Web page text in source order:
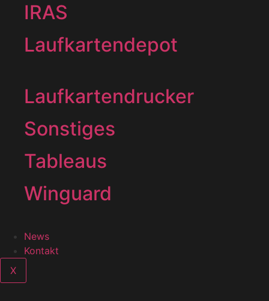
IRAS
Laufkartendepot
Laufkartendrucker
Sonstiges
Tableaus
Winguard
News
Kontakt
X